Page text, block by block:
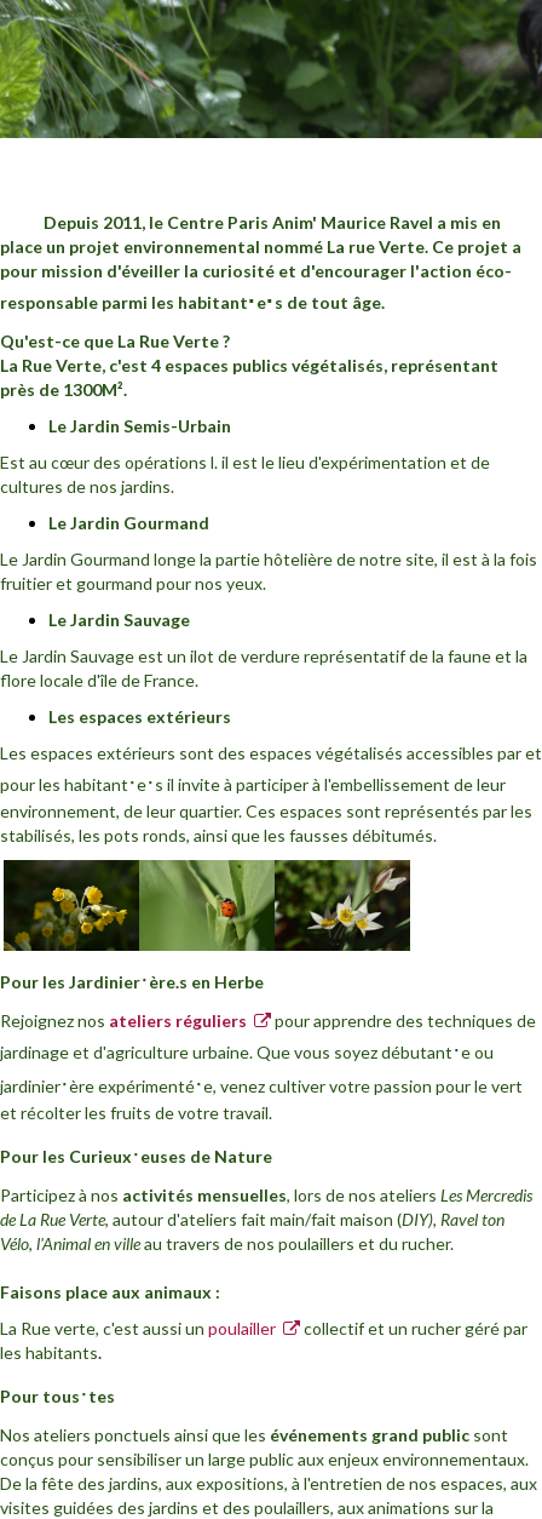
Depuis 2011, le Centre Paris Anim' Maurice Ravel a mis en
place un projet environnemental nommé La rue Verte. Ce projet a
pour mission d'éveiller la curiosité et d'encourager l'action éco-
responsable parmi les habitant·e·s de tout âge.
Qu'est-ce que La Rue Verte ?
La Rue Verte, c'est 4 espaces publics végétalisés, représentant
près de 1300M².
Le Jardin Semis-Urbain
Est au cœur des opérations l. il est le lieu d'expérimentation et de
cultures de nos jardins.
Le Jardin Gourmand
Le Jardin Gourmand longe la partie hôtelière de notre site, il est à la fois
fruitier et gourmand pour nos yeux.
Le Jardin Sauvage
Le Jardin Sauvage est un ilot de verdure représentatif de la faune et la
flore locale d'île de France.
Les espaces extérieurs
Les espaces extérieurs sont des espaces végétalisés accessibles par et
pour les habitant·e·s il invite à participer à l'embellissement de leur
environnement, de leur quartier. Ces espaces sont représentés par les
stabilisés, les pots ronds, ainsi que les fausses débitumés.
Pour les Jardinier·ère.s en Herbe
Rejoignez nos ateliers réguliers
pour apprendre des techniques de
jardinage et d'agriculture urbaine. Que vous soyez débutant·e ou
jardinier·ère expérimenté·e, venez cultiver votre passion pour le vert
et récolter les fruits de votre travail.
Pour les Curieux·euses de Nature
Participez à nos activités mensuelles, lors de nos ateliers Les Mercredis
de La Rue Verte, autour d'ateliers fait main/fait maison (DIY), Ravel ton
Vélo, l'Animal en villeau travers de nos poulaillers et du rucher.
Faisons place aux animaux :
La Rue verte, c'est aussi un poulailler
collectif et un rucher géré par
les habitants.
Pour tous·tes
Nos ateliers ponctuels ainsi que les événements grand public sont
conçus pour sensibiliser un large public aux enjeux environnementaux.
De la fête des jardins, aux expositions, à l'entretien de nos espaces, aux
visites guidées des jardins et des poulaillers, aux animations sur la